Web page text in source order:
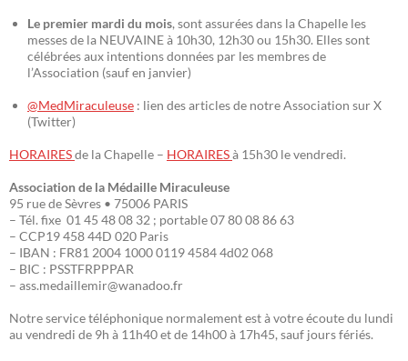
Le premier mardi du mois, sont assurées dans la Chapelle les
messes de la NEUVAINE à 10h30, 12h30 ou 15h30. Elles sont
célébrées aux intentions données par les membres de
l’Association (sauf en janvier)
@MedMiraculeuse : lien des articles de notre Association sur X
(Twitter)
HORAIRESde la Chapelle – HORAIRESà 15h30 le vendredi.
Association de la Médaille Miraculeuse
95 rue de Sèvres • 75006 PARIS
– Tél. fixe 01 45 48 08 32 ; portable 07 80 08 86 63
– CCP19 458 44D 020 Paris
– IBAN : FR81 2004 1000 0119 4584 4d02 068
– BIC : PSSTFRPPPAR
– ass.medaillemir@wanadoo.fr
Notre service téléphonique normalement est à votre écoute du lundi
au vendredi de 9h à 11h40 et de 14h00 à 17h45, sauf jours fériés.